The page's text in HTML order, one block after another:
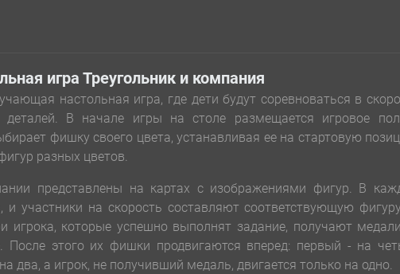
игра Треугольник и компания
настольная игра, где дети будут соревноваться в
деталей. В начале игры на столе размещается игровое
фишку своего цвета, устанавливая ее на стартовую
разных цветов.
представлены на картах с изображениями фигур. В
и участники на скорость составляют соответствующую
игрока, которые успешно выполнят задание, получают
После этого их фишки продвигаются вперед: первый - на
два, а игрок, не получивший медаль, двигается только на одно.